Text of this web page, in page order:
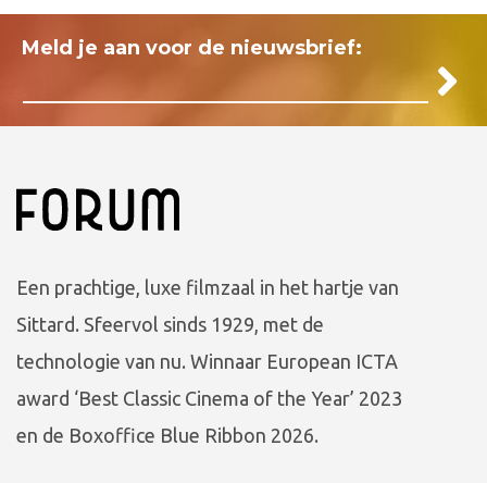
Meld je aan voor de nieuwsbrief:
Een prachtige, luxe filmzaal in het hartje van
Sittard. Sfeervol sinds 1929, met de
technologie van nu. Winnaar European ICTA
award ‘Best Classic Cinema of the Year’ 2023
en de Boxoffice Blue Ribbon 2026.